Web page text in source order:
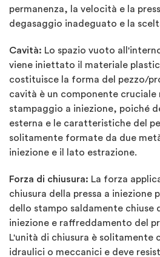
permanenza, la velocità e la
degasaggio inadeguato e la
Cavità: Lo spazio vuoto
viene iniettato il materiale
costituisce la forma del pezzo/
cavità è un componente cruciale
stampaggio a iniezione, poiché
esterna e le caratteristiche del
solitamente formate da due
iniezione e il lato estrazione.
Forza di chiusura: La forza
chiusura della pressa a iniezione
dello stampo saldamente chiuse
iniezione e raffreddamento del
L'unità di chiusura è solitamente
idraulici o meccanici e deve